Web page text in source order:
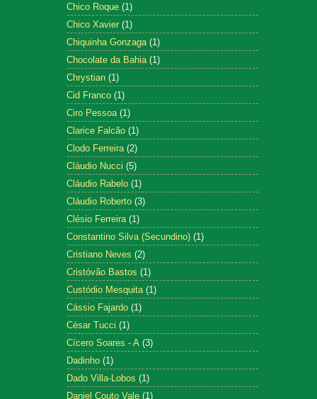
Chico Roque (1)
Chico Xavier (1)
Chiquinha Gonzaga (1)
Chocolate da Bahia (1)
Chrystian (1)
Cid Franco (1)
Ciro Pessoa (1)
Clarice Falcão (1)
Clodo Ferreira (2)
Cláudio Nucci (5)
Cláudio Rabelo (1)
Cláudio Roberto (3)
Clésio Ferreira (1)
Constantino Silva (Secundino) (1)
Cristiano Neves (2)
Cristóvão Bastos (1)
Custódio Mesquita (1)
Cássio Fajardo (1)
César Tucci (1)
Cícero Soares - A (3)
Dadinho (1)
Dado Villa-Lobos (1)
Daniel Couto Vale (1)